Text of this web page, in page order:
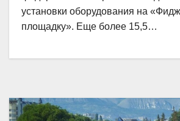
установки оборудования на
площадку». Еще более 15,5…